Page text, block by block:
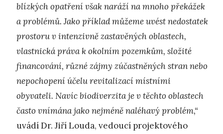
blízkých opatření však naráží na mnoho překážek
a problémů. Jako příklad můžeme uvést nedostatek
prostoru v intenzivně zastavěných oblastech,
vlastnická práva k okolním pozemkům, složité
financování, různé zájmy zúčastněných stran nebo
nepochopení účelu revitalizací místními
obyvateli. Navíc biodiverzita je v těchto oblastech
často vnímána jako nejméně naléhavý problém,“
uvádí Dr. Jiří Louda, vedoucí projektového